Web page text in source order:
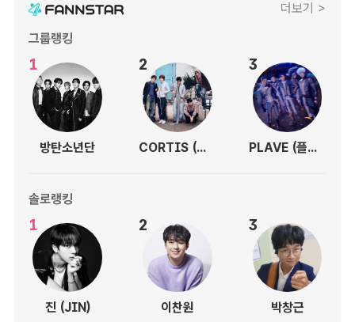
더보기 >
그룹랭킹
1
방탄소년단
2
CORTIS (코르티스)
3
PLAVE (플레이브)
솔로랭킹
1
진 (JIN)
2
이찬원
3
박창근